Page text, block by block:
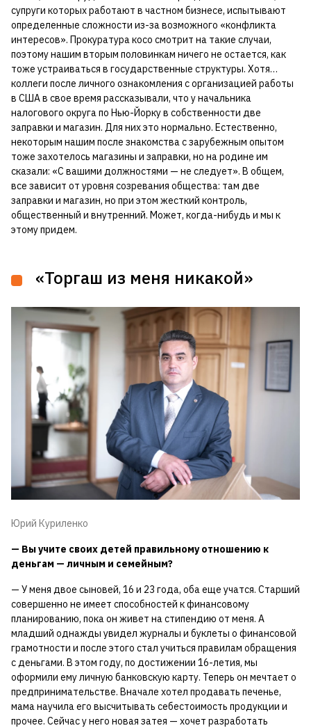
супруги которых работают в частном бизнесе, испытывают
определенные сложности из-за возможного «конфликта
интересов». Прокуратура косо смотрит на такие случаи,
поэтому нашим вторым половинкам ничего не остается, как
тоже устраиваться в государственные структуры. Хотя…
коллеги после личного ознакомления с организацией работы
в США в свое время рассказывали, что у начальника
налогового округа по Нью-Йорку в собственности две
заправки и магазин. Для них это нормально. Естественно,
некоторым нашим после знакомства с зарубежным опытом
тоже захотелось магазины и заправки, но на родине им
сказали: «С вашими должностями — не следует». В общем,
все зависит от уровня созревания общества: там две
заправки и магазин, но при этом жесткий контроль,
общественный и внутренний. Может, когда-нибудь и мы к
этому придем.
«Торгаш из меня никакой»
Юрий Куриленко
— Вы учите своих детей правильному отношению к
деньгам — личным и семейным?
— У меня двое сыновей, 16 и 23 года, оба еще учатся. Старший
совершенно не имеет способностей к финансовому
планированию, пока он живет на стипендию от меня. А
младший однажды увидел журналы и буклеты о финансовой
грамотности и после этого стал учиться правилам обращения
с деньгами. В этом году, по достижении 16-летия, мы
оформили ему личную банковскую карту. Теперь он мечтает о
предпринимательстве. Вначале хотел продавать печенье,
мама научила его высчитывать себестоимость продукции и
прочее. Сейчас у него новая затея — хочет разработать